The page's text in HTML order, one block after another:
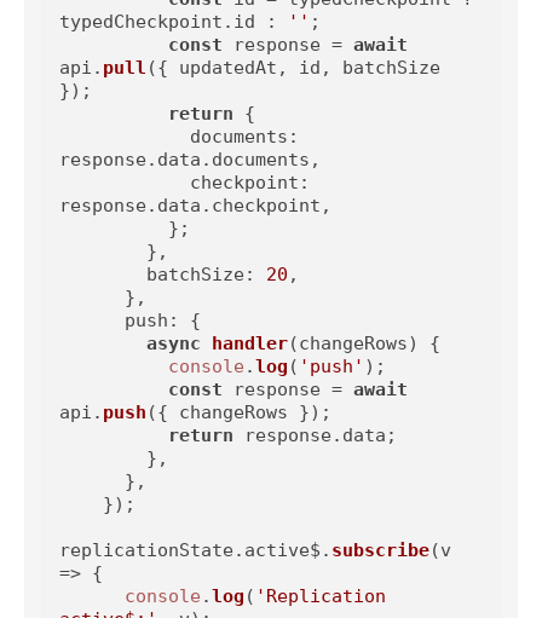
typedCheckpoint. id : '' ;
const response = await
api. pull ({ updatedAt, id, batchSize
});
return {
documents :
response. data . documents ,
checkpoint :
response. data . checkpoint ,
batchSize : 20 ,
push : {
async
handler(changeRows) {
console .log ( 'push' );
const response = await
api. push ({ changeRows });
return response. data ;
replicationState. active$ . subscribe(v
=> {
console .log ( 'Replication